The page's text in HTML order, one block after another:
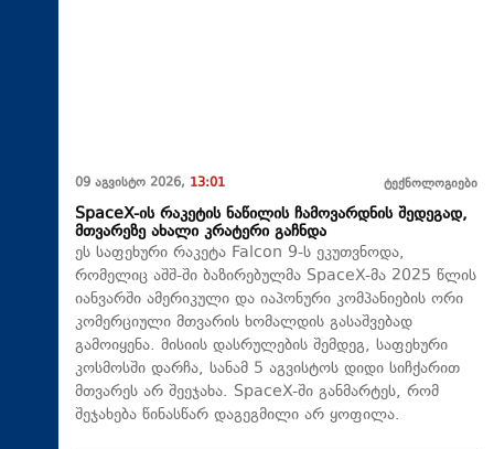
09 აგვისტო 2026, 13:01 ტექნოლოგიები
SpaceX-ის რაკეტის ნაწილის ჩამოვარდნის შედეგად,
მთვარეზე ახალი კრატერი გაჩნდა
ეს საფეხური რაკეტა Falcon 9-ს ეკუთვნოდა,
რომელიც აშშ-ში ბაზირებულმა SpaceX-მა 2025 წლის
იანვარში ამერიკული და იაპონური კომპანიების ორი
კომერციული მთვარის ხომალდის გასაშვებად
გამოიყენა. მისიის დასრულების შემდეგ, საფეხური
კოსმოსში დარჩა, სანამ 5 აგვისტოს დიდი სიჩქარით
მთვარეს არ შეეჯახა.​ SpaceX-ში განმარტეს, რომ
შეჯახება წინასწარ დაგეგმილი არ ყოფილა.